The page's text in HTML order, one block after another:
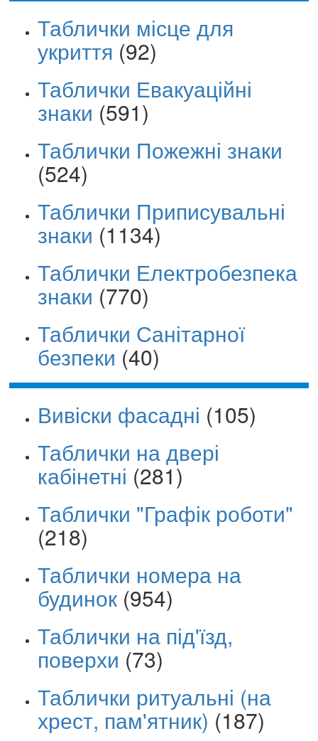
Таблички місце для
укриття (92)
Таблички Евакуаційні
знаки (591)
Таблички Пожежні знаки
(524)
Таблички Приписувальні
знаки (1134)
Таблички Електробезпека
знаки (770)
Таблички Санітарної
безпеки (40)
Вивіски фасадні (105)
Таблички на двері
кабінетні (281)
Таблички "Графік роботи"
(218)
Таблички номера на
будинок (954)
Таблички на під'їзд,
поверхи (73)
Таблички ритуальні (на
хрест, пам'ятник) (187)